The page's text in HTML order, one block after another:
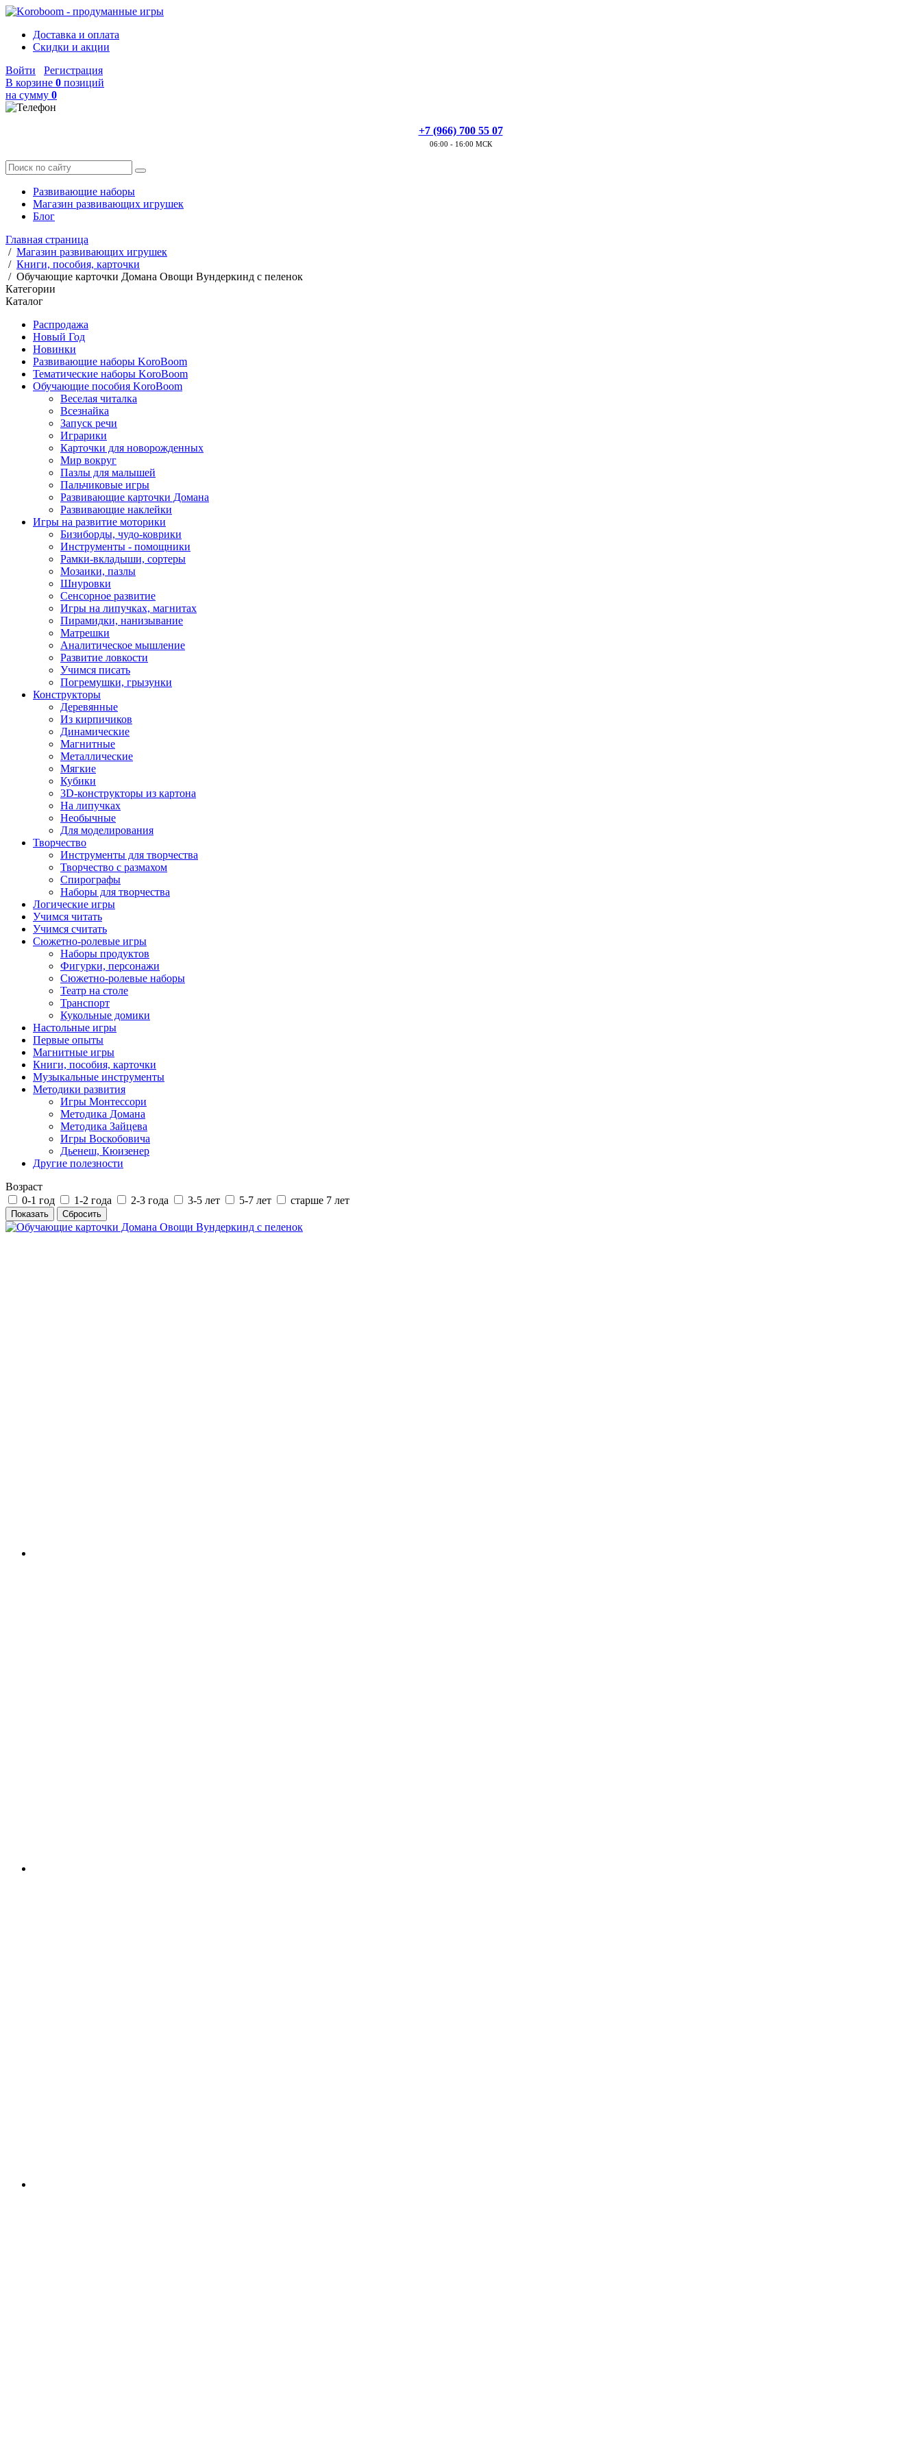
Доставка и оплата
Скидки и акции
Войти
Регистрация
В корзине 0 позиций
на сумму 0
+7 (966) 700 55 07
06:00 - 16:00 МСК
Развивающие наборы
Магазин развивающих игрушек
Блог
Главная страница
/ Магазин развивающих игрушек
/ Книги, пособия, карточки
/ Обучающие карточки Домана Овощи Вундеркинд с пеленок
Категории
Каталог
Распродажа
Новый Год
Новинки
Развивающие наборы KoroBoom
Тематические наборы KoroBoom
Обучающие пособия KoroBoom
Веселая читалка
Всезнайка
Запуск речи
Играрики
Карточки для новорожденных
Мир вокруг
Пазлы для малышей
Пальчиковые игры
Развивающие карточки Домана
Развивающие наклейки
Игры на развитие моторики
Бизиборды, чудо-коврики
Инструменты - помощники
Рамки-вкладыши, сортеры
Мозаики, пазлы
Шнуровки
Сенсорное развитие
Игры на липучках, магнитах
Пирамидки, нанизывание
Матрешки
Аналитическое мышление
Развитие ловкости
Учимся писать
Погремушки, грызунки
Конструкторы
Деревянные
Из кирпичиков
Динамические
Магнитные
Металлические
Мягкие
Кубики
3D-конструкторы из картона
На липучках
Необычные
Для моделирования
Творчество
Инструменты для творчества
Творчество с размахом
Спирографы
Наборы для творчества
Логические игры
Учимся читать
Учимся считать
Сюжетно-ролевые игры
Наборы продуктов
Фигурки, персонажи
Сюжетно-ролевые наборы
Театр на столе
Транспорт
Кукольные домики
Настольные игры
Первые опыты
Магнитные игры
Книги, пособия, карточки
Музыкальные инструменты
Методики развития
Игры Монтессори
Методика Домана
Методика Зайцева
Игры Воскобовича
Дьенеш, Кюизенер
Другие полезности
Возраст
0-1 год
1-2 года 2-3 года 3-5 лет 5-7 лет старше 7 лет